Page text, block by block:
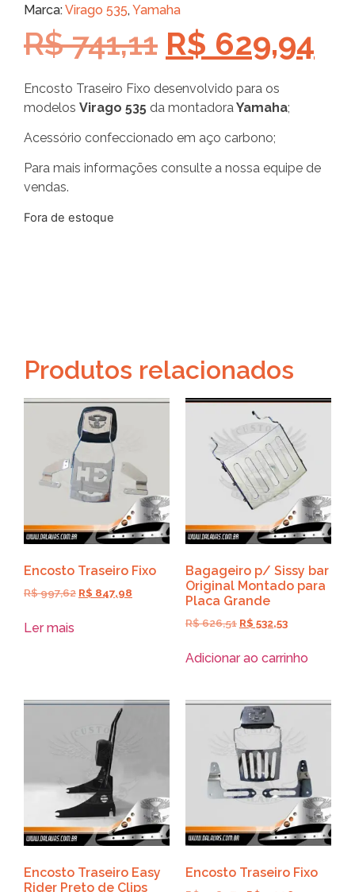
Marca:Virago 535,Yamaha
R$741,11 R$ 629,94
Encosto Traseiro Fixo desenvolvido para os
modelos Virago 535 da montadora Yamaha;
Acessório confeccionado em aço carbono;
Para mais informações consulte a nossa equipe de
vendas.
Fora de estoque
Produtos relacionados
Encosto Traseiro Fixo
R$997,62 R$ 847,98
Ler mais
Bagageiro p/ Sissy bar
Original Montado para
Placa Grande
R$626,51 R$ 532,53
Adicionar ao carrinho
Encosto Traseiro Easy
Rider Preto de Clips
Encosto Traseiro Fixo